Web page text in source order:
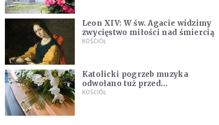
Leon XIV: W św. Agacie widzimy
zwycięstwo miłości nad śmiercią
KOŚCIÓŁ
Katolicki pogrzeb muzyka
odwołano tuż przed
uroczystością. Powodem była
KOŚCIÓŁ